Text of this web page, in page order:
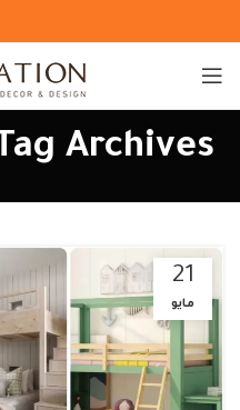
Tag Archives: سرير دورين
21
مايو